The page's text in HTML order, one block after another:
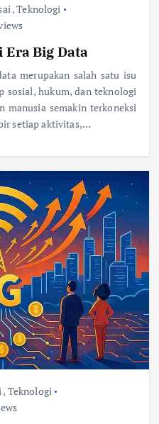
,Teknologi
Big Data
merupakan salah satu isu
sosial, hukum, dan teknologi
manusia semakin terkoneksi
setiap aktivitas,…
, Teknologi